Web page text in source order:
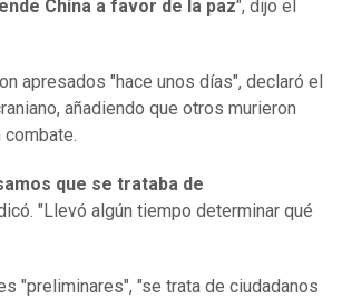
China a favor de la paz", dijo el
apresados "hace unos días", declaró el
añadiendo que otros murieron
que se trataba de
"Llevó algún tiempo determinar qué
"preliminares", "se trata de ciudadanos